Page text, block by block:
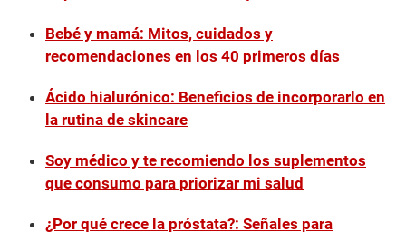
Bebé y mamá: Mitos, cuidados y
recomendaciones en los 40 primeros días
Ácido hialurónico: Beneficios de incorporarlo en
la rutina de skincare
Soy médico y te recomiendo los suplementos
que consumo para priorizar mi salud
¿Por qué crece la próstata?: Señales para